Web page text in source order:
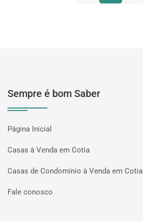
Sempre é bom Saber
Página Inicial
Casas à Venda em Cotia
Casas de Condomínio à Venda em Cotia
Fale conosco